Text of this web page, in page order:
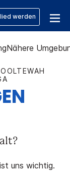
werden
Nähere
OOLTEWAH
uns wichtig.